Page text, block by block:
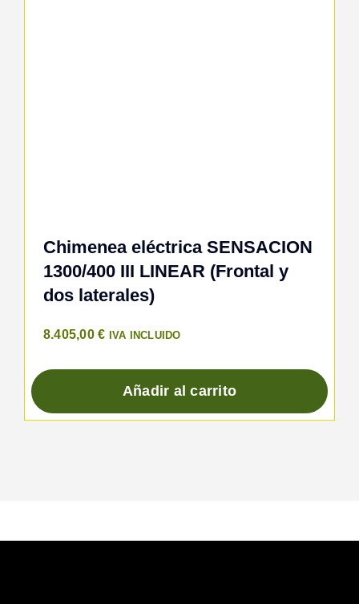
Chimenea eléctrica SENSACION
1300/400 III LINEAR (Frontal y
dos laterales)
8.405,00€ IVA INCLUIDO
Añadir al carrito